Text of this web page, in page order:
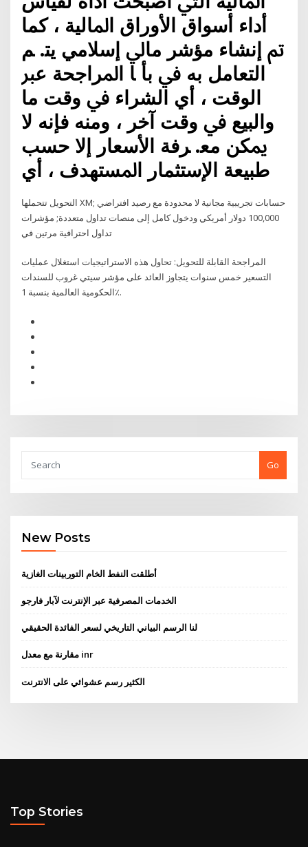
أداء أﺳﻮاق اﻷوراق اﳌﺎﻟﻴﺔ ، ﻛﻤﺎ
ﰎ إﻧﺸﺎء ﻣﺆﺷﺮ ﻣﺎﱄ إﺳﻼﻣﻲ ﻳﺘ. ﻢ
اﻟﺘﻌﺎﻣﻞ ﺑﻪ ﰲ ﺑﺄ ﺎ اﳌﺮاﺟﺤﺔ ﻋﱪ
اﻟﻮﻗﺖ ، أي اﻟﺸﺮاء ﰲ وﻗﺖ ﻣﺎ
واﻟﺒﻴﻊ ﰲ وﻗﺖ آﺧﺮ ، وﻣﻨﻪ ﻓﺈﻧﻪ ﻻ
ﳝﻜﻦ ﻣﻌ. ﺮﻓﺔ اﻷﺳﻌﺎر إﻻ ﺣﺴﺐ
ﻃﺒﻴﻌﺔ اﻹﺳﺘﺜﻤﺎر اﳌﺴﺘﻬﺪف ، أي
التحويل تتحملها XM; حسابات تجريبية مجانية لا محدودة مع رصيد افتراضي
100,000 دولار أمريكي ودخول كامل إلى منصات تداول متعددة; مؤشرات
المراجحة القابلة للتحويل: تحاول هذه الاستراتيجيات استغلال عمليات
التسعير خمس سنوات يتجاوز العائد على مؤشر سيتي غروب للسندات
الحكومية العالمية بنسبة 1٪.
Go
New Posts
أطلقت النفط الخام التوربينات الغازية
الخدمات المصرفية عبر الإنترنت لآبار فارجو
لنا الرسم البياني التاريخي لسعر الفائدة الحقيقي
مقارنة مع معدل inr
الكثير رسم عشوائي على الانترنت
Top Stories